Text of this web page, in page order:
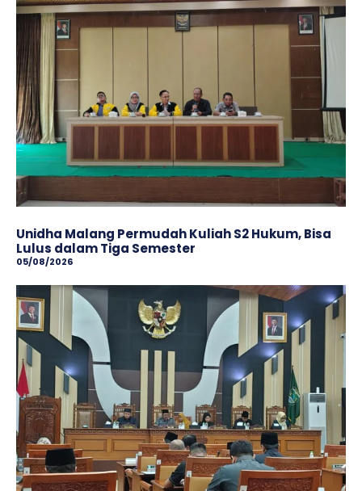
Unidha Malang Permudah Kuliah S2 Hukum, Bisa
Lulus dalam Tiga Semester
05/08/2026